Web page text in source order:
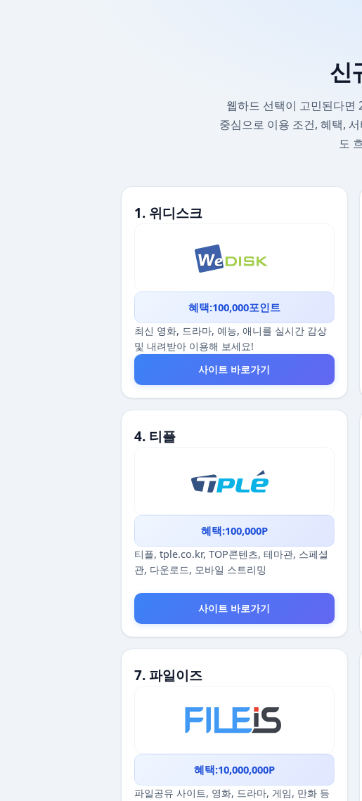
신
웹하드 선택이 고민된다면
중심으로 이용 조건, 혜택,
도
1. 위디스크
혜택:100,000포인트
최신 영화, 드라마, 예능, 애니를 실시간 감상
및 내려받아 이용해 보세요!
사이트 바로가기
4. 티플
혜택:100,000P
티플, tple.co.kr, TOP콘텐츠, 테마관, 스페셜
관, 다운로드, 모바일 스트리밍
사이트 바로가기
7. 파일이즈
혜택:10,000,000P
파일공유 사이트, 영화, 드라마, 게임, 만화 등